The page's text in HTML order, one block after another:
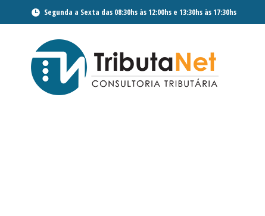
Segunda a Sexta das 08:30hs às 12:00hs e 13:30hs às 17:30hs